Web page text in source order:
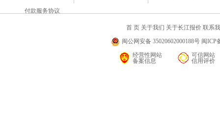
付款服务协议
首 页 关于我们 关于长江报价 联系
闽公网安备 35020602000188号 闽ICP
经营性网站
备案信息
可信网站
信用评价